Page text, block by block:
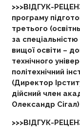
>>>ВІДГУК-
програму
третього
за
вищої освіти –
технічного
політехнічний
(Директор
дійсний член
Олександр Сігал)
>>>ВІДГУК-